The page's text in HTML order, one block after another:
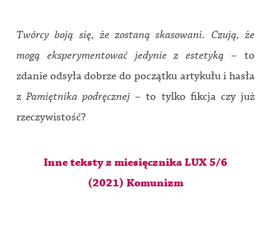
Twórcy boją się, że zostaną skasowani. Czują, że
mogą eksperymentować jedynie z estetyką – to
zdanie odsyła dobrze do początku artykułu i hasła
zPamiętnika podręcznej – to tylko fikcja czy już
rzeczywistość?
Inne teksty z miesięcznika LUX 5/6
(2021) Komunizm